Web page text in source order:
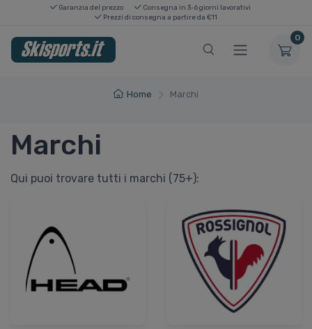
Garanzia del prezzo
Consegna in 3-6 giorni lavorativi
Prezzi di consegna a partire da €11
0
Home Marchi
Marchi
Qui puoi trovare tutti i marchi (75+):